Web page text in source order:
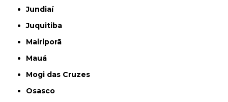
Jundiaí
Juquitiba
Mairiporã
Mauá
Mogi das Cruzes
Osasco